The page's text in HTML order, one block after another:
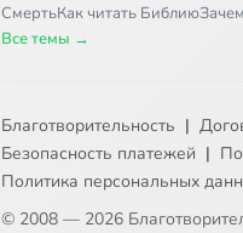
СмертьКак читать Библию
Все темы →
Благотворительность |
Безопасность платежей |
Политика персональных
© 2008 — 2026